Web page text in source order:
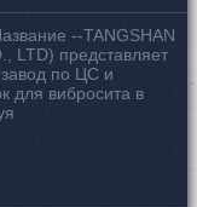
--TANGSHAN
LTD) представляет
по ЦС и
для вибросита в